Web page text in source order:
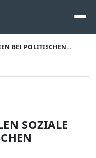
BEI POLITISCHEN…
SOZIALE